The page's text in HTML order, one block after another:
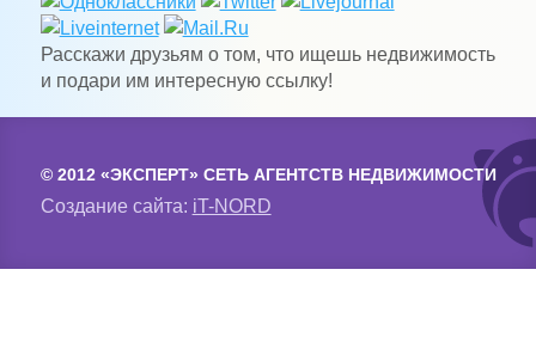
Расскажи друзьям о том, что ищешь недвижимость
и подари им интересную ссылку!
© 2012 «ЭКСПЕРТ» СЕТЬ АГЕНТСТВ НЕДВИЖИМОСТИ
Создание сайта: iT-NORD